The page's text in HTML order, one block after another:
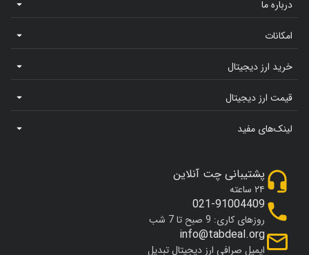
درباره ما
امکانات
خرید ارز دیجیتال
قیمت ارز دیجیتال
لینک‌های مفید
پشتیبانی چت آنلاین
۲۴ ساعته
021-91004409
روزهای کاری: 9 صبح تا 7 شب
info@tabdeal.org
ایمیل صرافی ارز دیجیتال تبدیل